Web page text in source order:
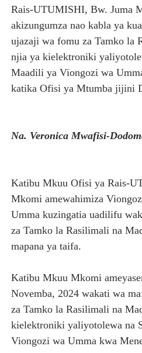
Rais-UTUMISHI, Bw. Juma
akizungumza nao kabla ya
ujazaji wa fomu za Tamko la
njia ya kielektroniki
Maadili ya Viongozi wa
katika Ofisi ya Mtumba jijini
Na. Veronica Mwafisi-
Katibu Mkuu Ofisi ya Rais-
Mkomi amewahimiza
Umma kuzingatia uadilifu
za Tamko la Rasilimali na
mapana ya taifa.
Katibu Mkuu Mkomi
Novemba, 2024 wakati wa
za Tamko la Rasilimali na
kielektroniki yaliyotolewa na
Viongozi wa Umma kwa